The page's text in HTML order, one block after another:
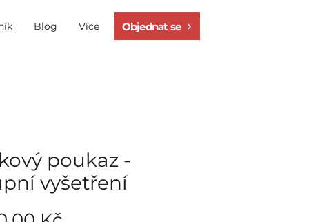
Blog Více Objednat se
poukaz -
vyšetření